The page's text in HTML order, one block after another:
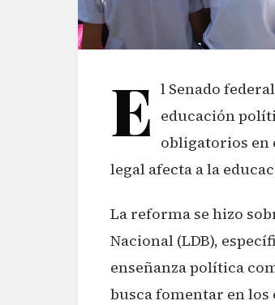
E l Senado
educación
obligatorios en
legal afecta a la
La reforma se hizo
Nacional (LDB),
enseñanza política
busca fomentar en